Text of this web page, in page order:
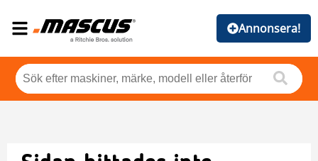
Annonsera!